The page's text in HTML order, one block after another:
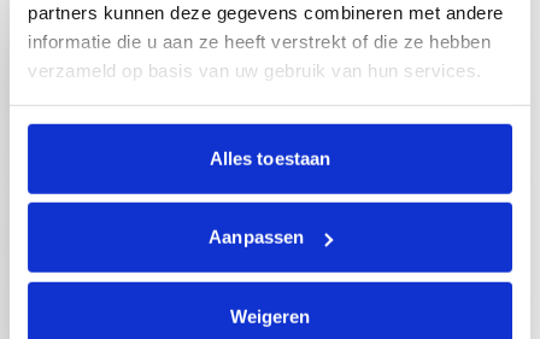
partners kunnen deze gegevens combineren met andere
informatie die u aan ze heeft verstrekt of die ze hebben
verzameld op basis van uw gebruik van hun services.
Alles toestaan
Aanpassen
Weigeren
Bingo Harteheem
Grote zaal Cirkel Harteheem Heemskerk
09 augustus 2026
11.00-12.00 uur
Lees meer over Bingo Harteheem
Orangerie Hartekamp Heemstede
19.00-20.00 uur
Lees meer over Vakantie-soos
Zomeravondcafé Harteheem